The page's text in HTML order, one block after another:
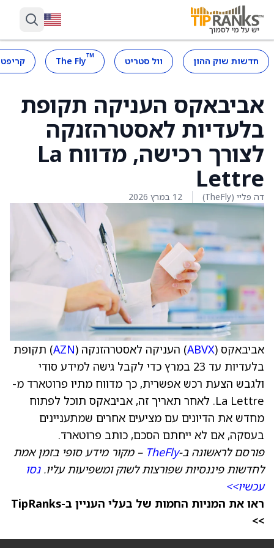
חדשות שוק ההון וול סטריט ™
The Fly
אביבאקס העניקה תקופת
בלעדיות לאסטרהזנקה
לצורך רכישה, מדווח La
Lettre
דה פליי (TheFly) 12 במרץ 2026
אביבאקס (ABVX) העניקה לאסטרהזנקה (AZN) תקופת
בלעדיות עד 23 במרץ כדי לקבל גישה למידע סודי
ולגבש הצעת רכש אפשרית, כך מדווח מתיו פרוטארד מ-
La Lettre. לאחר תאריך זה, אביבאקס תוכל לפתוח
מחדש את הדיונים עם מציעים אחרים שמתעניינים
בעסקה, אם לא ייחתם הסכם, כותב פרוטארד.
פורסם לראשונה ב-TheFly – מקור מידע סופי בזמן אמת
לחדשות פיננסיות שפורצות לשוק ומשפיעות עליו.נסו
עכשיו>>
ראו את המניות החמות של בעלי העניין ב-TipRanks
>>